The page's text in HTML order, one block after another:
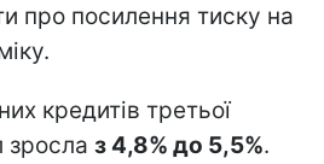
про посилення тиску на
кредитів третьої
зросла з 4,8% до 5,5%.